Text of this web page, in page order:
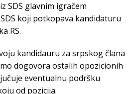
SDS glavnim igračem
koji potkopava kandidaturu
RS.
kandidauru za srpskog člana
dogovora ostalih opozicionih
eventualnu podršku
od pozicija.